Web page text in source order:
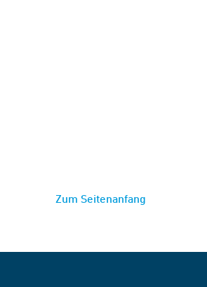
Zum Seitenanfang